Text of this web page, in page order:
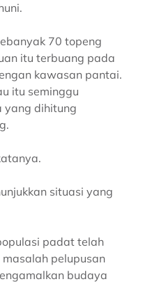
70 topeng
itu terbuang pada
kawasan pantai.
itu seminggu
yang dihitung
situasi yang
padat telah
pelupusan
budaya